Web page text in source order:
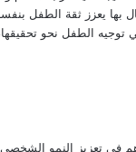
بها يعزز ثقة الطفل
توجيه الطفل نحو
في تعزيز النمو